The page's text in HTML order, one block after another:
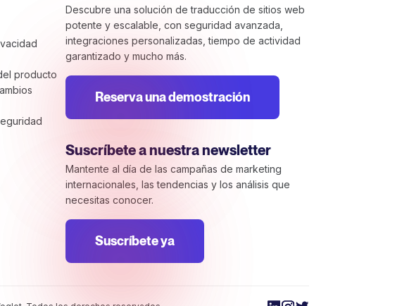
de las regulaciones. Personaliza tus preferencias para
producto
Descubre una solución de traducción de sitios web
potente y escalable, con seguridad avanzada,
integraciones personalizadas, tiempo de actividad
garantizado y mucho más.
Reserva una demostración
Suscríbete a nuestra newsletter
Mantente al día de las campañas de marketing
internacionales, las tendencias y los análisis que
necesitas conocer.
Suscríbete ya